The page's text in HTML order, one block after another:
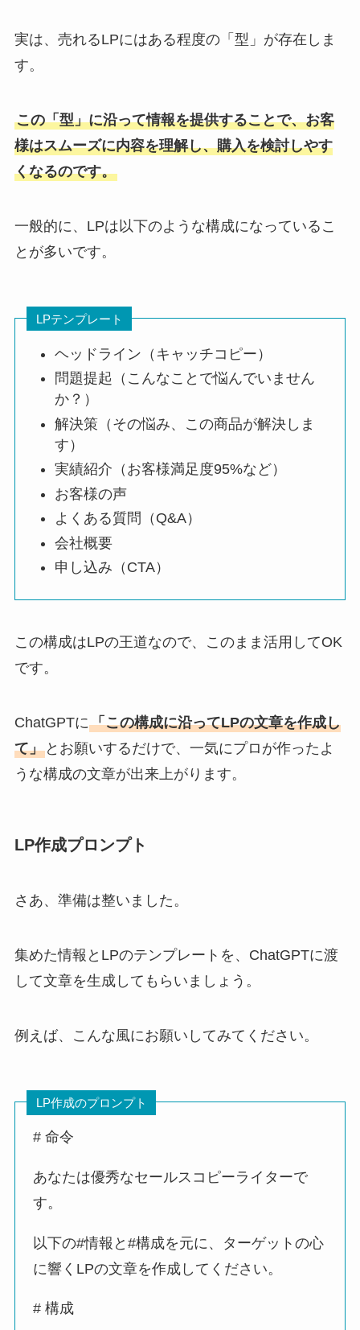
実は、売れるLPにはある程度の「型」が存在しま
す。
この「型」に沿って情報を提供することで、お客
様はスムーズに内容を理解し、購入を検討しやす
くなるのです。
一般的に、LPは以下のような構成になっているこ
とが多いです。
LPテンプレート
ヘッドライン（キャッチコピー）
問題提起（こんなことで悩んでいません
か？）
解決策（その悩み、この商品が解決しま
す）
実績紹介（お客様満足度95%など）
お客様の声
よくある質問（Q&A）
会社概要
申し込み（CTA）
この構成はLPの王道なので、このまま活用してOK
です。
ChatGPTに「この構成に沿ってLPの文章を作成し
て」とお願いするだけで、一気にプロが作ったよ
うな構成の文章が出来上がります。
LP作成プロンプト
さあ、準備は整いました。
集めた情報とLPのテンプレートを、ChatGPTに渡
して文章を生成してもらいましょう。
例えば、こんな風にお願いしてみてください。
LP作成のプロンプト
# 命令
あなたは優秀なセールスコピーライターで
す。
以下の#情報と#構成を元に、ターゲットの心
に響くLPの文章を作成してください。
# 構成